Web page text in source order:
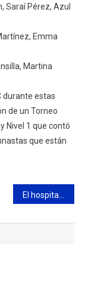
Saraí Pérez, Azul
Emma
Martina
durante estas
de un Torneo
Nivel 1 que contó
que están
El hospital municipal aplicará la vacuna contra el Dengue de forma gratuita